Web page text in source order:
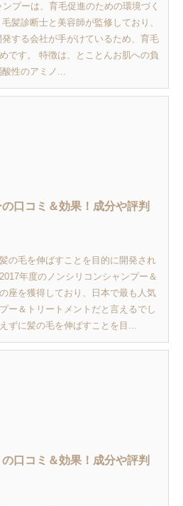
プーは、育毛促進のための環境づく
髪診断士と美容師が監修しており、
する会社が手がけているため、育毛
です。 特徴は、とことんお肌への負
性のアミノ...
口コミ＆効果！成分や評判
の毛を伸ばすことを目的に開発され
年度のノンシリコンシャンプー＆
座を獲得しており、日本で最も人気
ー＆トリートメントだと言えるでし
ずに髪の毛を伸ばすことを目...
口コミ＆効果！成分や評判